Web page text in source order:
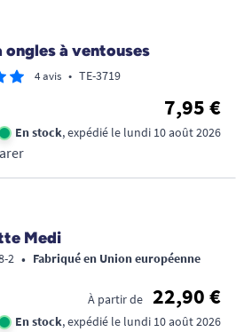
ongles à ventouses
4 avis • TE-3719
7,95 €
En stock, expédié le lundi 10 août 2026
Medi
2 • Fabriqué en Union européenne
À partir de 22,90 €
En stock, expédié le lundi 10 août 2026